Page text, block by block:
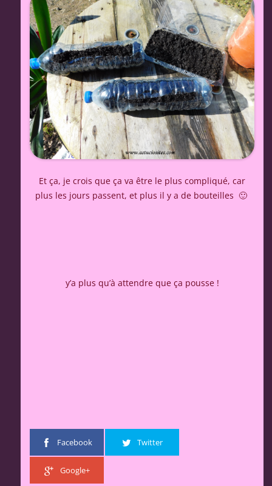
Et ça, je crois que ça va être le plus compliqué, car
plus les jours passent, et plus il y a de bouteilles 🙂
y’a plus qu’à attendre que ça pousse !
Facebook Twitter
Google+